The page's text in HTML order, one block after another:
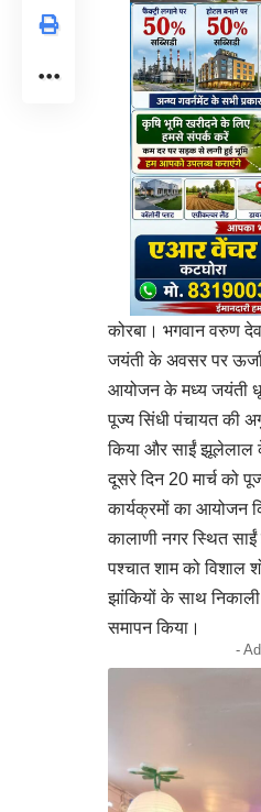
कोरबा। भगवान वरुण
जयंती के अवसर पर
आयोजन के मध्य जयंती
पूज्य सिंधी पंचायत की
किया और साईं झूलेलाल
दूसरे दिन 20 मार्च को
कार्यक्रमों का आयोजन
कालाणी नगर स्थित
पश्चात शाम को विशाल
झांकियों के साथ निकाली
समापन किया।
-